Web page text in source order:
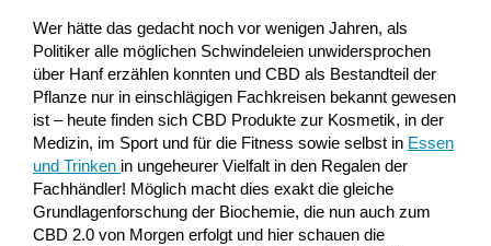
Wer hätte das gedacht noch vor wenigen Jahren, als
Politiker alle möglichen Schwindeleien unwidersprochen
über Hanf erzählen konnten und CBD als Bestandteil der
Pflanze nur in einschlägigen Fachkreisen bekannt gewesen
ist – heute finden sich CBD Produkte zur Kosmetik, in der
Medizin, im Sport und für die Fitness sowie selbst in Essen
und Trinken in ungeheurer Vielfalt in den Regalen der
Fachhändler! Möglich macht dies exakt die gleiche
Grundlagenforschung der Biochemie, die nun auch zum
CBD 2.0 von Morgen erfolgt und hier schauen die